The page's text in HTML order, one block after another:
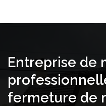
Entreprise de
fermeture de